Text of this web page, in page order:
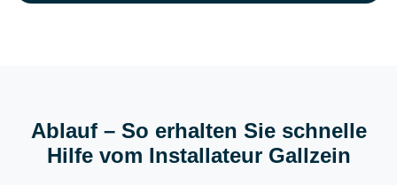
Ablauf – So erhalten Sie schnelle
Hilfe vom Installateur Gallzein